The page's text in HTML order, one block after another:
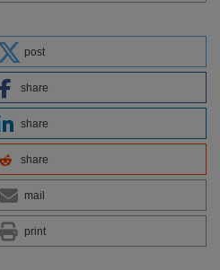
post
share
share
share
mail
print